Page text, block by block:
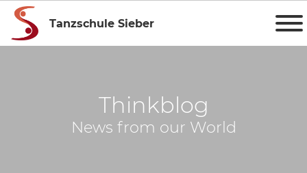
Tanzschule Sieber
Thinkblog
News from our World